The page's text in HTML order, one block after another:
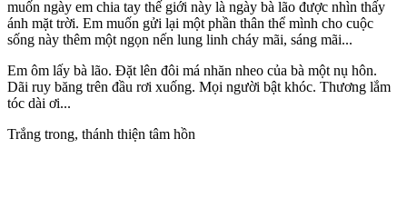
muốn ngày em chia tay thế giới này là ngày bà lão được nhìn thấy
ánh mặt trời. Em muốn gửi lại một phần thân thể mình cho cuộc
sống này thêm một ngọn nến lung linh cháy mãi, sáng mãi...
Em ôm lấy bà lão. Đặt lên đôi má nhăn nheo của bà một nụ hôn.
Dãi ruy băng trên đầu rơi xuống. Mọi người bật khóc. Thương lắm
tóc dài ơi...
Trắng trong, thánh thiện tâm hồn